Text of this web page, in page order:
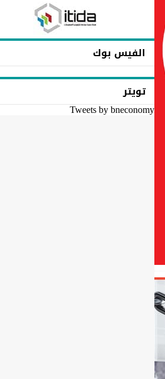
الفيس بوك
تويتر
Tweets by bneconomy